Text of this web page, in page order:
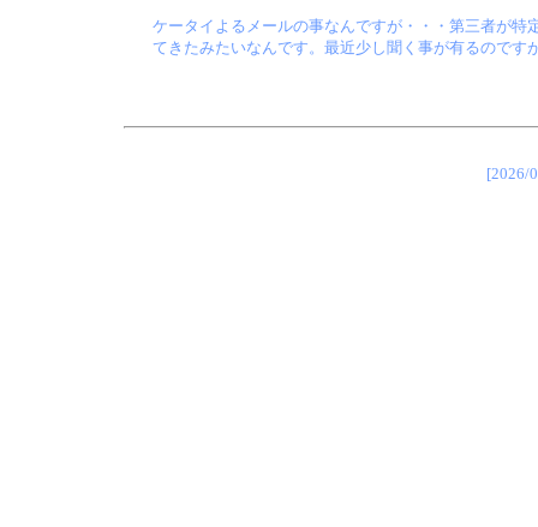
ケータイよるメールの事なんですが・・・第三者が
てきたみたいなんです。最近少し聞く事が有るのです
[2026/